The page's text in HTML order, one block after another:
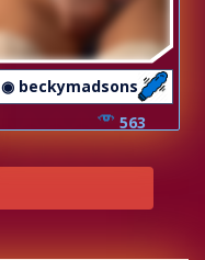
◉ beckymadsons
563